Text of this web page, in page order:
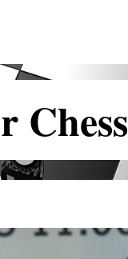
Chess